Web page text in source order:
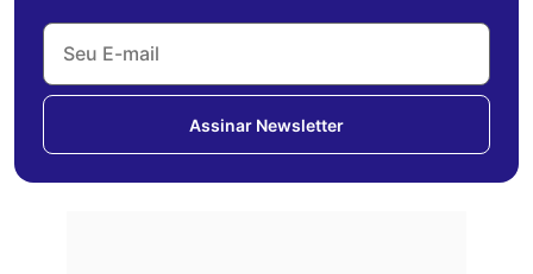
Assinar Newsletter